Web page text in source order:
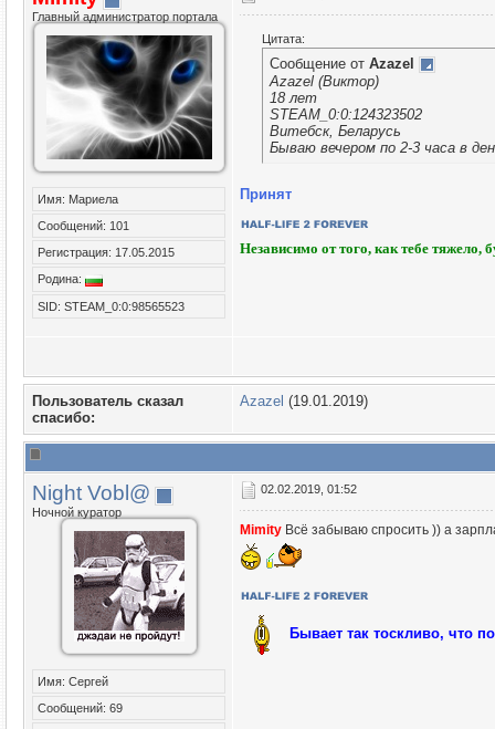
Главный администратор портала
Имя: Мариела
Сообщений: 101
Регистрация: 17.05.2015
Родина:
SID: STEAM_0:0:98565523
Цитата:
Сообщение от Azazel
Azazel (Виктор)
18 лет
STEAM_0:0:124323502
Витебск, Беларусь
Бываю вечером по 2-3 часа в
Принят
Независимо от того, как тебе тяжело,
Пользователь сказал
cпасибо:
Azazel (19.01.2019)
Night Vobl@
Ночной куратор
Имя: Сергей
Сообщений: 69
02.02.2019, 01:52
Mimity Всё забываю спросить )) а
Бывает так тоскливо, что